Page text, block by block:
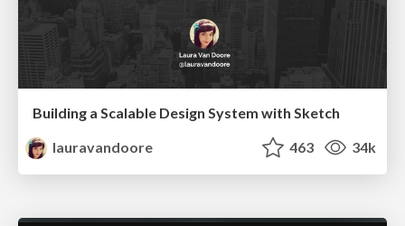
Building a Scalable Design System with Sketch
lauravandoore
463 34k